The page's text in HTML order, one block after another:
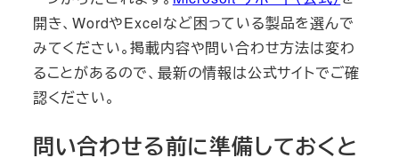
開き、WordやExcelなど困っている製品を選んで
みてください。掲載内容や問い合わせ方法は変わ
ることがあるので、最新の情報は公式サイトでご確
認ください。
問い合わせる前に準備しておくと